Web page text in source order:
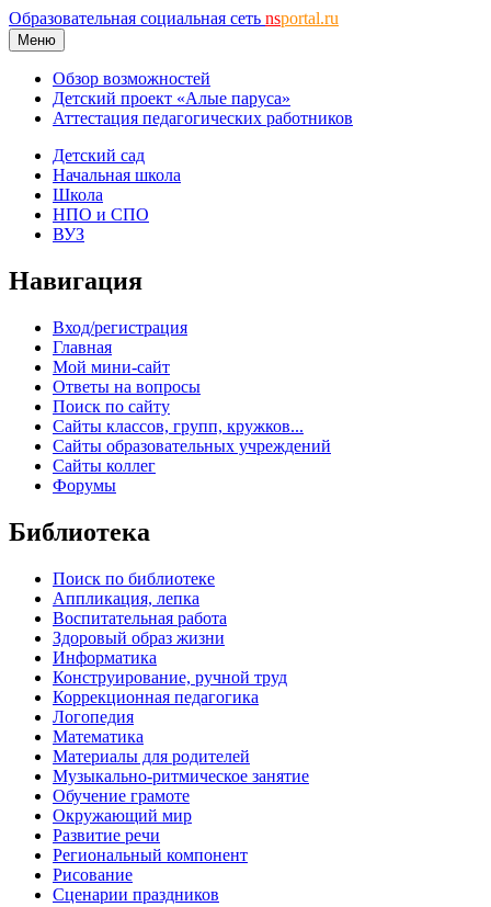
Образовательная социальная сеть nsportal.ru
Меню
Обзор возможностей
Детский проект «Алые паруса»
Аттестация педагогических работников
Детский сад
Начальная школа
Школа
НПО и СПО
ВУЗ
Навигация
Вход/регистрация
Главная
Мой мини-сайт
Ответы на вопросы
Поиск по сайту
Сайты классов, групп, кружков...
Сайты образовательных учреждений
Сайты коллег
Форумы
Библиотека
Поиск по библиотеке
Аппликация, лепка
Воспитательная работа
Здоровый образ жизни
Информатика
Конструирование, ручной труд
Коррекционная педагогика
Логопедия
Математика
Материалы для родителей
Музыкально-ритмическое занятие
Обучение грамоте
Окружающий мир
Развитие речи
Региональный компонент
Рисование
Сценарии праздников